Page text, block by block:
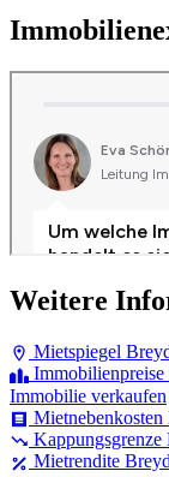
Weitere
Mietspiegel
Immobilie verkaufen
Kappungsgrenze
Mietrendite